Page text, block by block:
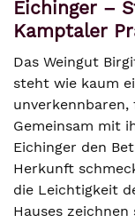
Eichinger –
Kamptaler
Das Weingut
steht wie kaum
Gemeinsam mit
Eichinger den
Herkunft
die Leichtigkeit
Hauses